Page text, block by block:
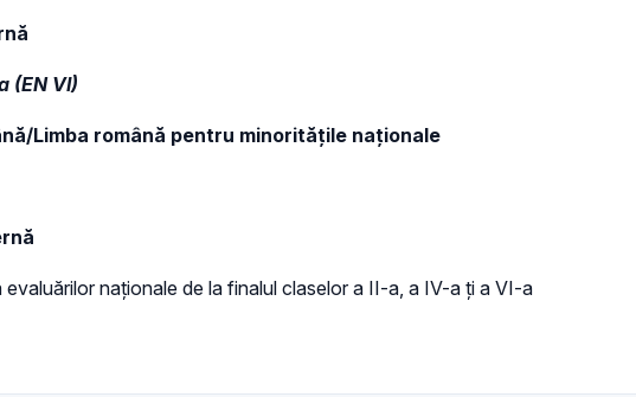
(EN VI)
Limba română pentru minoritățile naționale
naționale de la finalul claselor a II-a, a IV-a ți a VI-a